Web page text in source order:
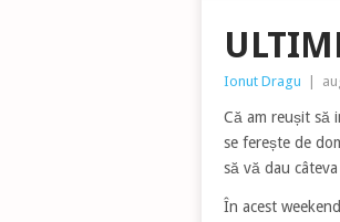
Ionut Dragu
Că am reușit să
se ferește de
să vă dau
În acest weekend